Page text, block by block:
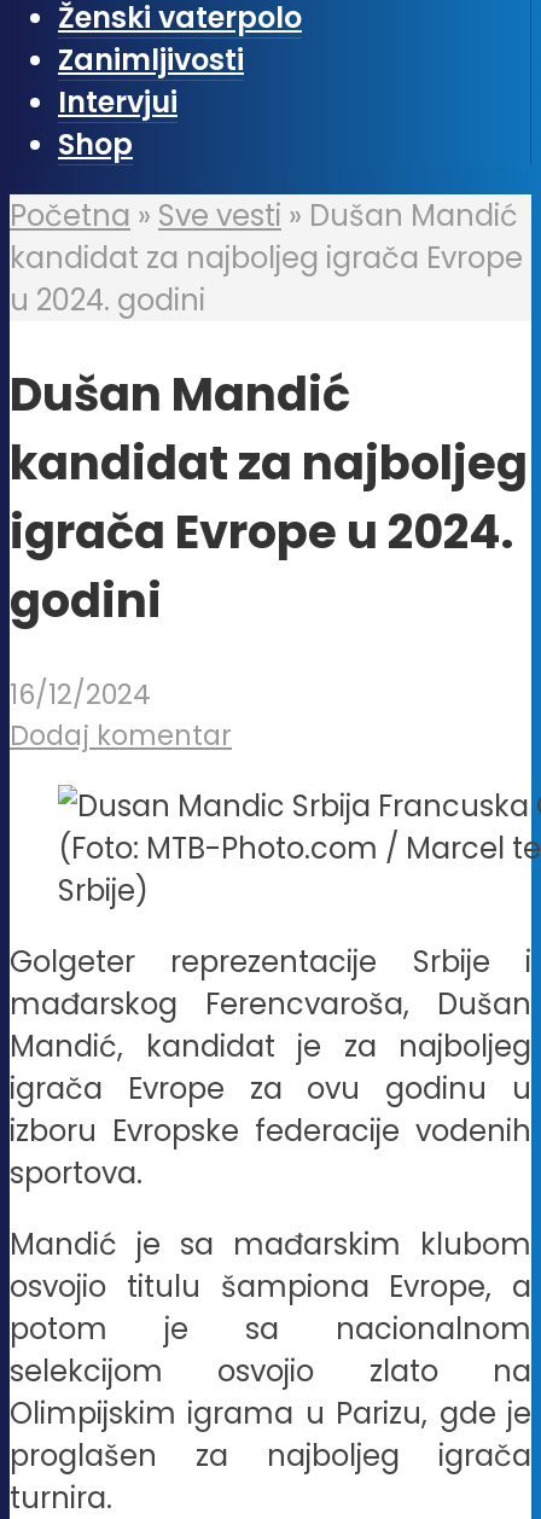
Ženski vaterpolo
Zanimljivosti
Intervjui
Shop
Početna » Sve vesti » Dušan Mandić
kandidat za najboljeg igrača Evrope
u 2024. godini
Dušan Mandić
kandidat za najboljeg
igrača Evrope u 2024.
godini
16/12/2024
Dodaj komentar
(Foto: MTB-Photo.com / Marcel
Srbije)
Golgeter reprezentacije Srbije i
mađarskog Ferencvaroša, Dušan
Mandić, kandidat je za najboljeg
igrača Evrope za ovu godinu u
izboru Evropske federacije vodenih
sportova.
Mandić je sa mađarskim klubom
osvojio titulu šampiona Evrope, a
potom je sa nacionalnom
selekcijom osvojio zlato na
Olimpijskim igrama u Parizu, gde je
proglašen za najboljeg igrača
turnira.